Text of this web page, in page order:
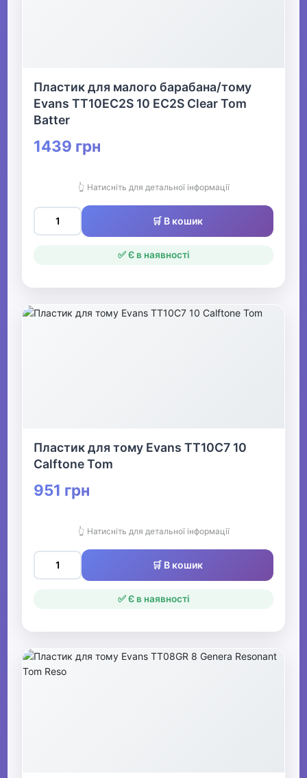
Пластик для малого барабана/тому
Evans TT10EC2S 10 EC2S Clear Tom
Batter
1439 грн
👆 Натисніть для детальної інформації
🛒 В кошик
✅ Є в наявності
Пластик для тому Evans TT10C7 10
Calftone Tom
951 грн
👆 Натисніть для детальної інформації
🛒 В кошик
✅ Є в наявності